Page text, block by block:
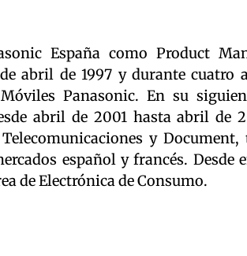
España como Product
abril de 1997 y durante cuatro
Panasonic. En su
abril de 2001 hasta abril de
y Document,
español y francés. Desde
de Electrónica de Consumo.